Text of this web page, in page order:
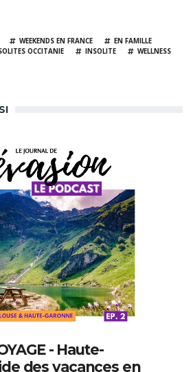
WEEKENDS EN FRANCE
EN FAMILLE
OCCITANIE
INSOLITE
WELLNESS
- Haute-
des vacances en